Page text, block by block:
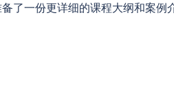
了一份更详细的课程大纲和案例